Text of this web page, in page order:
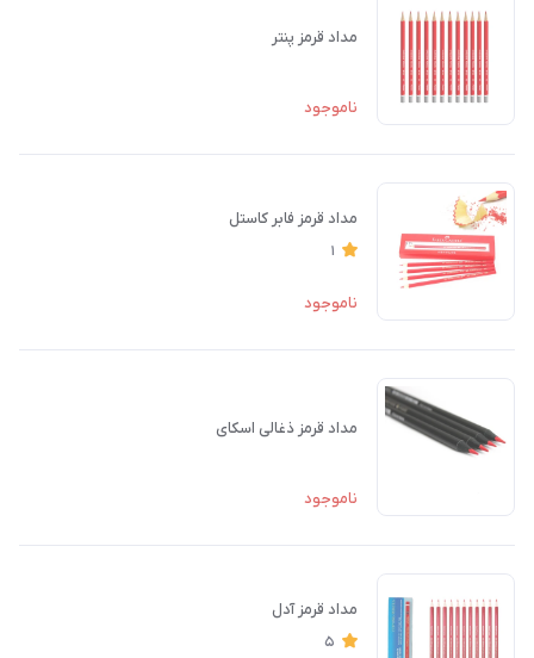
مداد قرمز پنتر
ناموجود
مداد قرمز فابر کاستل
1
ناموجود
مداد قرمز ذغالی اسکای
ناموجود
مداد قرمز آدل
5